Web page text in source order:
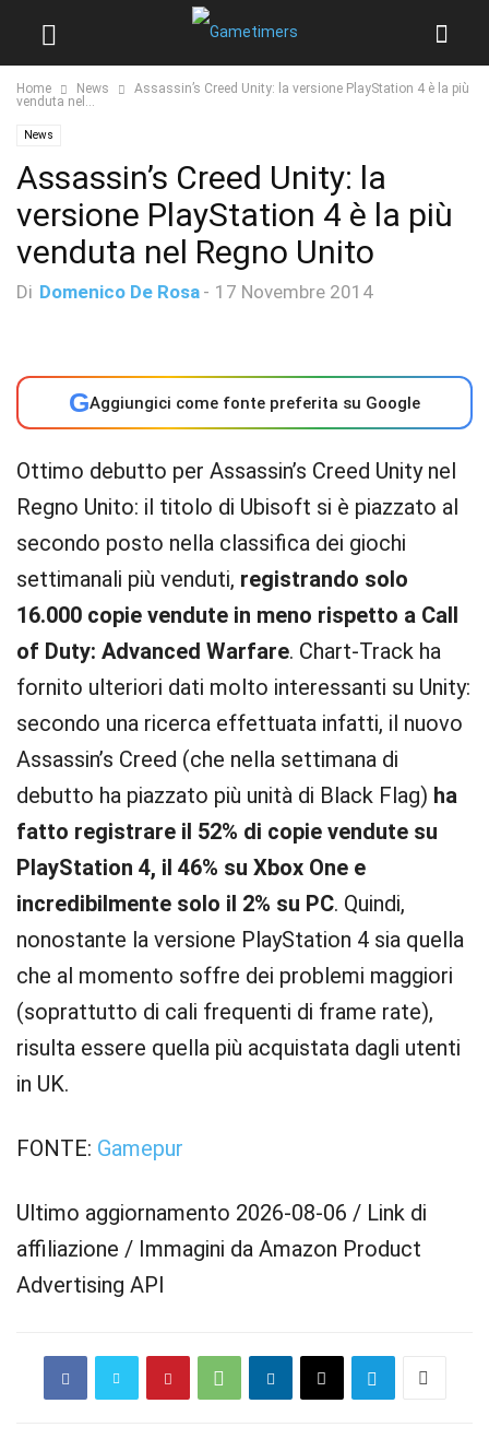
Home News
Assassin’s Creed Unity: la versione PlayStation 4 è la più
venduta nel...
News
Assassin’s Creed Unity: la
versione PlayStation 4 è la più
venduta nel Regno Unito
Di Domenico De Rosa - 17 Novembre 2014
GAggiungici come fonte preferita su Google
Ottimo debutto per Assassin’s Creed Unity nel
Regno Unito: il titolo di Ubisoft si è piazzato al
secondo posto nella classifica dei giochi
settimanali più venduti, registrando solo
16.000 copie vendute in meno rispetto a Call
of Duty: Advanced Warfare. Chart-Track ha
fornito ulteriori dati molto interessanti su Unity:
secondo una ricerca effettuata infatti, il nuovo
Assassin’s Creed (che nella settimana di
debutto ha piazzato più unità di Black Flag) ha
fatto registrare il 52% di copie vendute su
PlayStation 4, il 46% su Xbox One e
incredibilmente solo il 2% su PC. Quindi,
nonostante la versione PlayStation 4 sia quella
che al momento soffre dei problemi maggiori
(soprattutto di cali frequenti di frame rate),
risulta essere quella più acquistata dagli utenti
in UK.
FONTE: Gamepur
Ultimo aggiornamento 2026-08-06 / Link di
affiliazione / Immagini da Amazon Product
Advertising API